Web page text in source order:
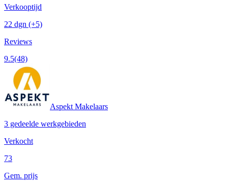
Verkooptijd
22 dgn (+5)
Reviews
9.5(48)
Aspekt Makelaars
3 gedeelde werkgebieden
Verkocht
73
Gem. prijs